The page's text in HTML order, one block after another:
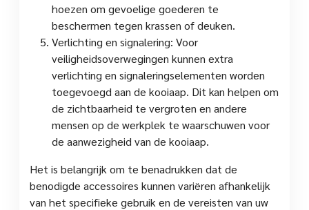
hoezen om gevoelige goederen te
beschermen tegen krassen of deuken.
Verlichting en signalering: Voor
veiligheidsoverwegingen kunnen extra
verlichting en signaleringselementen worden
toegevoegd aan de kooiaap. Dit kan helpen om
de zichtbaarheid te vergroten en andere
mensen op de werkplek te waarschuwen voor
de aanwezigheid van de kooiaap.
Het is belangrijk om te benadrukken dat de
benodigde accessoires kunnen variëren afhankelijk
van het specifieke gebruik en de vereisten van uw